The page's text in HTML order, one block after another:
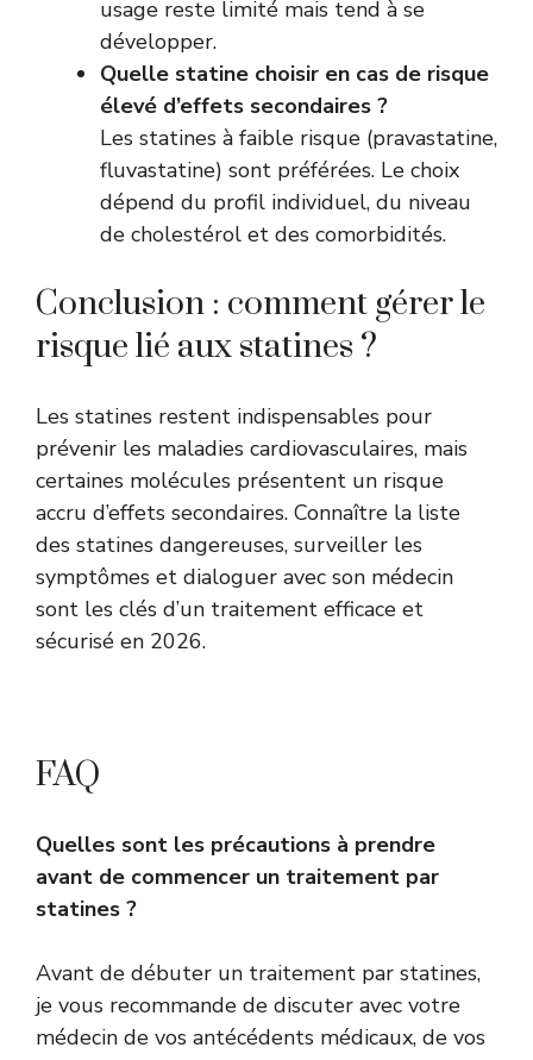
usage reste limité mais tend à se
développer.
Quelle statine choisir en cas de risque
élevé d’effets secondaires ?
Les statines à faible risque (pravastatine,
fluvastatine) sont préférées. Le choix
dépend du profil individuel, du niveau
de cholestérol et des comorbidités.
Conclusion : comment gérer le
risque lié aux statines ?
Les statines restent indispensables pour
prévenir les maladies cardiovasculaires, mais
certaines molécules présentent un risque
accru d’effets secondaires. Connaître la liste
des statines dangereuses, surveiller les
symptômes et dialoguer avec son médecin
sont les clés d’un traitement efficace et
sécurisé en 2026.
FAQ
Quelles sont les précautions à prendre
avant de commencer un traitement par
statines ?
Avant de débuter un traitement par statines,
je vous recommande de discuter avec votre
médecin de vos antécédents médicaux, de vos